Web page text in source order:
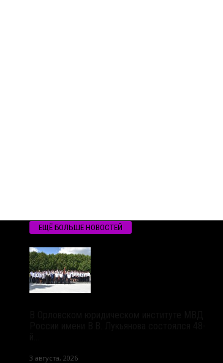
ЕЩЁ БОЛЬШЕ НОВОСТЕЙ
3 августа, 2026